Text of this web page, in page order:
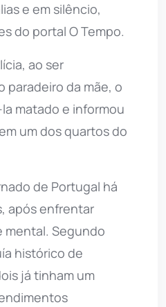
e em silêncio,
do portal O Tempo.
ao ser
paradeiro da mãe, o
matado e informou
um dos quartos do
de Portugal há
após enfrentar
mental. Segundo
histórico de
já tinham um